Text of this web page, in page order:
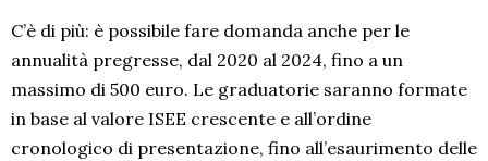
C’è di più: è possibile fare domanda anche per le
annualità pregresse, dal 2020 al 2024, fino a un
massimo di 500 euro. Le graduatorie saranno formate
in base al valore ISEE crescente e all’ordine
cronologico di presentazione, fino all’esaurimento delle